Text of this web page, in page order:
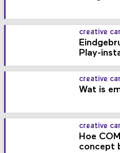
creative
Play-
creative
Wat is
creative
Hoe
concept